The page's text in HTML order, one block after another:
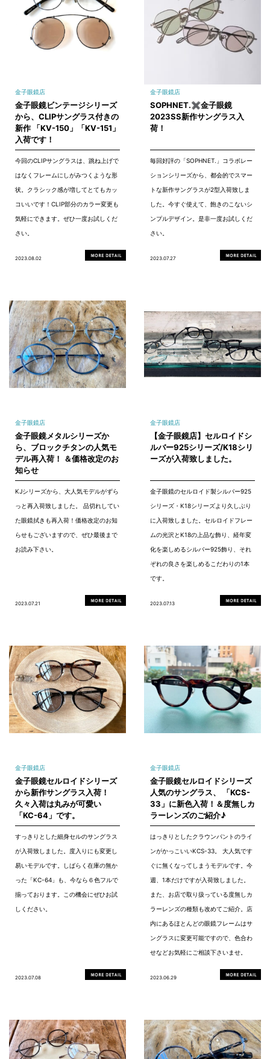
金子眼鏡店
金子眼鏡ビンテージシリーズ
から、CLIPサングラス付きの
新作 「KV-150」「KV-151」
入荷です！
今回のCLIPサングラスは、跳ね上げで
はなくフレームにしがみつくような形
状。クラシック感が増してとてもカッ
コいいです！CLIP部分のカラー変更も
気軽にできます。ぜひ一度お試しくだ
さい。
2023.08.02
金子眼鏡店
SOPHNET.✖金子眼鏡
2023SS新作サングラス入
荷！
毎回好評の「SOPHNET.」コラボレー
ションシリーズから、都会的でスマー
トな新作サングラスが2型入荷致しま
した。今すぐ使えて、飽きのこないシ
ンプルデザイン。是非一度お試しくだ
さい。
2023.07.27
金子眼鏡店
金子眼鏡メタルシリーズか
ら、ブロックチタンの人気モ
デル再入荷！ ＆価格改定のお
知らせ
KJシリーズから、大人気モデルがずら
っと再入荷致しました。 品切れしてい
た眼鏡拭きも再入荷！価格改定のお知
らせもございますので、ぜひ最後まで
お読み下さい。
2023.07.21
金子眼鏡店
【金子眼鏡店】セルロイドシ
ルバー925シリーズ/K18シリ
ーズが入荷致しました。
金子眼鏡のセルロイド製シルバー925
シリーズ・K18シリーズより久しぶり
に入荷致しました。セルロイドフレー
ムの光沢とK18の上品な飾り、経年変
化を楽しめるシルバー925飾り、それ
ぞれの良さを楽しめるこだわりの1本
です。
2023.07.13
金子眼鏡店
金子眼鏡セルロイドシリーズ
から新作サングラス入荷！
久々入荷は丸みが可愛い
「KC-64」です。
すっきりとした細身セルのサングラス
が入荷致しました。度入りにも変更し
易いモデルです。しばらく在庫の無か
った「KC-64」も、今なら６色フルで
揃っております。この機会にぜひお試
しください。
2023.07.08
金子眼鏡店
金子眼鏡セルロイドシリーズ
人気のサングラス、 「KCS-
33」に新色入荷！＆度無しカ
ラーレンズのご紹介♪
はっきりとしたクラウンパントのライ
ンがかっこいいKCS-33。 大人気です
ぐに無くなってしまうモデルです。今
週、1本だけですが入荷致しました。
また、お店で取り扱っている度無しカ
ラーレンズの種類も改めてご紹介。店
内にあるほとんどの眼鏡フレームはサ
ングラスに変更可能ですので、色合わ
せなどお気軽にご相談下さいませ。
2023.06.29